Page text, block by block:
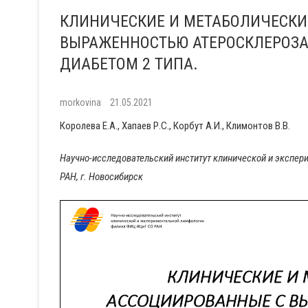
КЛИНИЧЕСКИЕ И
ВЫРАЖЕННОСТЬЮ
ДИАБЕТОМ 2 ТИПА.
morkovina 21.05.2021
Королева Е.А., Хапаев Р.С., Корбут А.И., Климонтов В.В.
Научно-исследовательский институт клинической и
РАН, г. Новосибирск